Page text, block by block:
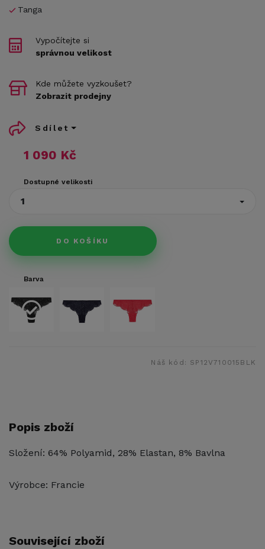
Tanga
1 090 Kč
Dostupné velikosti
1
DO KOŠÍKU
Vypočítejte si
správnou velikost
Kde můžete vyzkoušet?
Zobrazit prodejny
Sdílet
Barva
Náš kód: SP12V710015BLK
Popis zboží
Složení: 64% Polyamid, 28% Elastan, 8% Bavlna
Výrobce: Francie
Související zboží